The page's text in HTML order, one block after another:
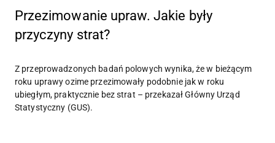
Przezimowanie upraw. Jakie były
przyczyny strat?
Z przeprowadzonych badań polowych wynika, że w bieżącym
roku uprawy ozime przezimowały podobnie jak w roku
ubiegłym, praktycznie bez strat – przekazał Główny Urząd
Statystyczny (GUS).